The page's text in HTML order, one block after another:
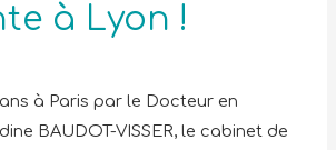
à Lyon !
à Paris par le Docteur en
BAUDOT-VISSER, le cabinet de